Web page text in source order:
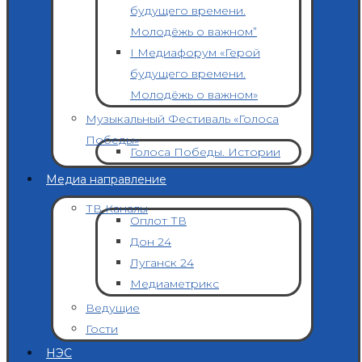
будущего времени.
Молодёжь о важном”
I Медиафорум «Герой
будущего времени.
Молодёжь о важном»
Музыкальный Фестиваль «Голоса
Победы»
Голоса Победы. Истории
Медиа направление
ТВ Каналы
Оплот ТВ
Дон 24
Луганск 24
Медиаметрикс
Ведущие
Гости
НЭС